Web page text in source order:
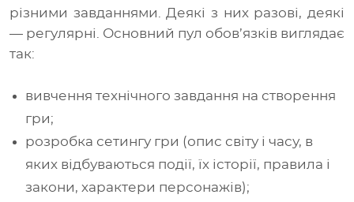
різними завданнями. Деякі з них разові, деякі
— регулярні. Основний пул обов’язків виглядає
так:
вивчення технічного завдання на створення
гри;
розробка сетингу гри (опис світу і часу, в
яких відбуваються події, їх історії, правила і
закони, характери персонажів);